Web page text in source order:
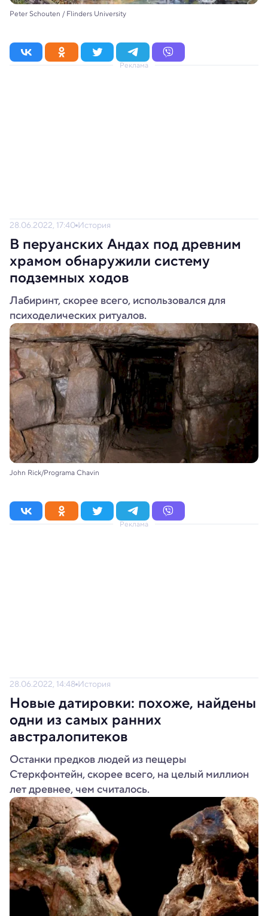
Peter Schouten / Flinders University
Реклама
28.06.2022, 17:40 История
В перуанских Андах под древним
храмом обнаружили систему
подземных ходов
Лабиринт, скорее всего, использовался для
психоделических ритуалов.
John Rick/Programa Chavin
Реклама
28.06.2022, 14:48 История
Новые датировки: похоже, найдены
одни из самых ранних
австралопитеков
Останки предков людей из пещеры
Стеркфонтейн, скорее всего, на целый миллион
лет древнее, чем считалось.